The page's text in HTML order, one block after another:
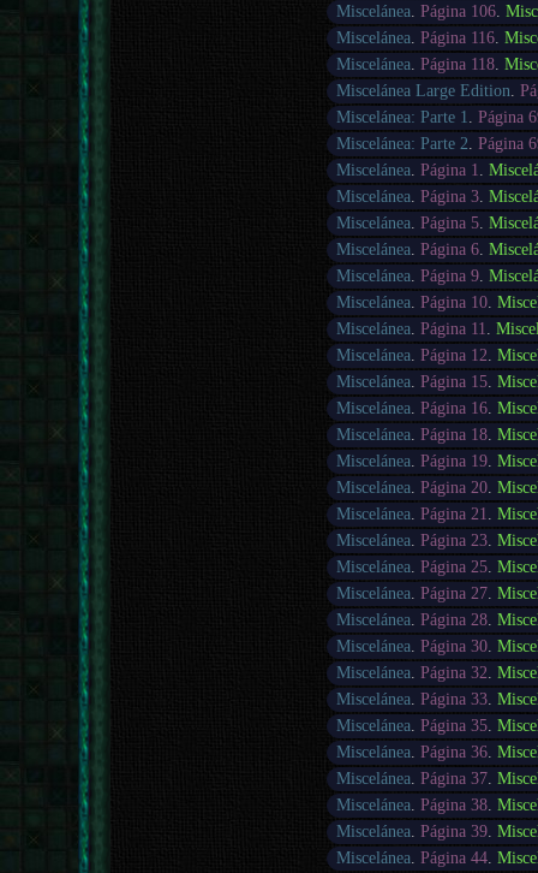
Miscelánea Página 106.
Miscelánea Página 116.
Miscelánea Página 118.
Miscelánea Large Edition
Miscelánea: Parte 1
Página
Miscelánea: Parte 2 Página
Miscelánea Página 1
Miscelánea Página 3.
Miscelánea Página 5.
Miscelánea Página 6.
Miscelánea Página 9.
Miscelánea Página 10.
Miscelánea Página 11
Miscelánea Página 12
Miscelánea Página 15.
Miscelánea Página 16.
Miscelánea Página 18.
Miscelánea Página 19.
Miscelánea Página 20.
Miscelánea Página 21
Miscelánea Página 23.
Miscelánea Página 25.
Miscelánea Página 27.
Miscelánea Página 28.
Miscelánea Página 30.
Miscelánea Página 32
Miscelánea Página 33.
Miscelánea Página 35.
Miscelánea Página 36.
Miscelánea Página 37.
Miscelánea Página 38.
Miscelánea Página 39.
Miscelánea Página 44.